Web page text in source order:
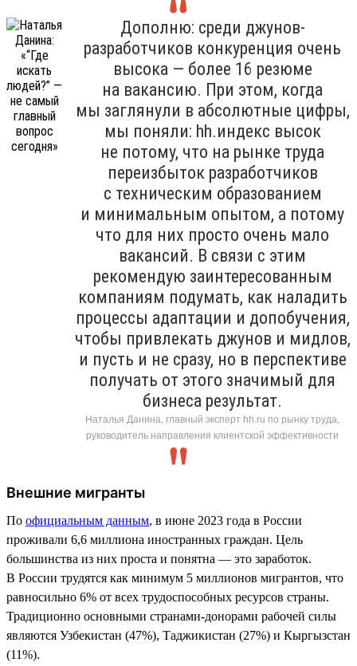
Дополню: среди джунов-
разработчиков конкуренция очень
высока — более 16 резюме
на вакансию. При этом, когда
мы заглянули в абсолютные цифры,
мы поняли: hh.индекс высок
не потому, что на рынке труда
переизбыток разработчиков
с техническим образованием
и минимальным опытом, а потому
что для них просто очень мало
вакансий. В связи с этим
рекомендую заинтересованным
компаниям подумать, как наладить
процессы адаптации и допобучения,
чтобы привлекать джунов и мидлов,
и пусть и не сразу, но в перспективе
получать от этого значимый для
бизнеса результат.
Наталья Данина, главный эксперт hh.ru по рынку труда,
руководитель направления клиентской эффективности
Внешние мигранты
По официальным данным, в июне 2023 года в России
проживали 6,6 миллиона иностранных граждан. Цель
большинства из них проста и понятна — это заработок.
В России трудятся как минимум 5 миллионов мигрантов, что
равносильно 6% от всех трудоспособных ресурсов страны.
Традиционно основными странами-донорами рабочей силы
являются Узбекистан (47%), Таджикистан (27%) и Кыргызстан
(11%).